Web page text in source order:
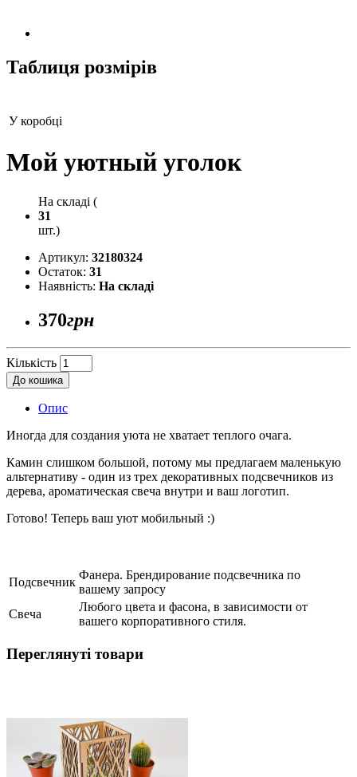
Таблиця розмірів
У коробці
Мой уютный уголок
На складі (
31
шт.)
Артикул: 32180324
Остаток: 31
Наявність: На складі
370грн
Кількість
До кошика
Опис
Иногда для создания уюта не хватает теплого очага.
Камин слишком большой, потому мы предлагаем маленькую
альтернативу - один из трех декоративных подсвечников из
дерева, ароматическая свеча внутри и ваш логотип.
Готово! Теперь ваш уют мобильный :)
Подсвечник
Фанера. Брендирование подсвечника по
вашему запросу
Свеча
Любого цвета и фасона, в зависимости от
вашего корпоративного стиля.
Переглянуті товари